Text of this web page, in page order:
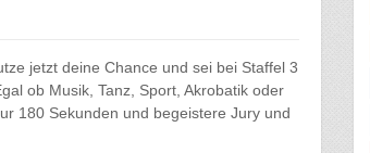
jetzt deine Chance und sei bei Staffel 3
ob Musik, Tanz, Sport, Akrobatik oder
180 Sekunden und begeistere Jury und